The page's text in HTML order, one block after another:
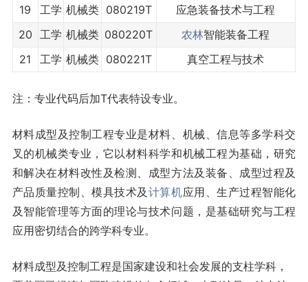
19
工学 机械类 080219T
应急装备技术与工程
20 工学 机械类 080220T 农林智能装备工程
21
工学 机械类 080221T 真空工程与技术
注：专业代码后加T代表特设专业。
材料成型及控制工程专业是材料、机械、信息等多学科交
叉的机械类专业，它以材料科学和机械工程为基础，研究
和解决在材料改性及检测、成型方法及装备、成型过程及
产品质量控制、模具技术及 计算机应用、生产过程智能化
及智能管理等方面的理论与技术问题，是基础研究与工程
应用密切结合的跨学科专业。
材料成型及控制工程是国家建设和社会发展的支柱学科，